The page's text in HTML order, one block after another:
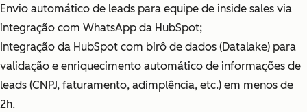
Envio automático de leads para equipe de inside sales via
integração com WhatsApp da HubSpot;
Integração da HubSpot com birô de dados (Datalake) para
validação e enriquecimento automático de informações de
leads (CNPJ, faturamento, adimplência, etc.) em menos de
2h.